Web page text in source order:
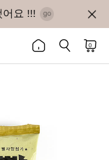
어요 !!!
0